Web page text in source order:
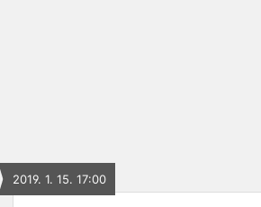
2019. 1. 15. 17:00